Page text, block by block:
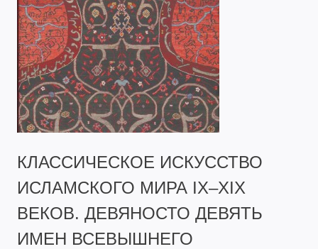
КЛАССИЧЕСКОЕ ИСКУССТВО
ИСЛАМСКОГО МИРА IX–XIX
ВЕКОВ. ДЕВЯНОСТО ДЕВЯТЬ
ИМЕН ВСЕВЫШНЕГО